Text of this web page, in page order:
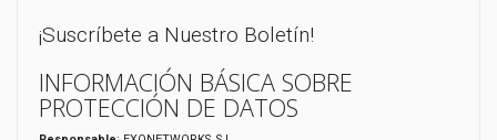
¡Suscríbete a Nuestro Boletín!
INFORMACIÓN BÁSICA SOBRE
PROTECCIÓN DE DATOS